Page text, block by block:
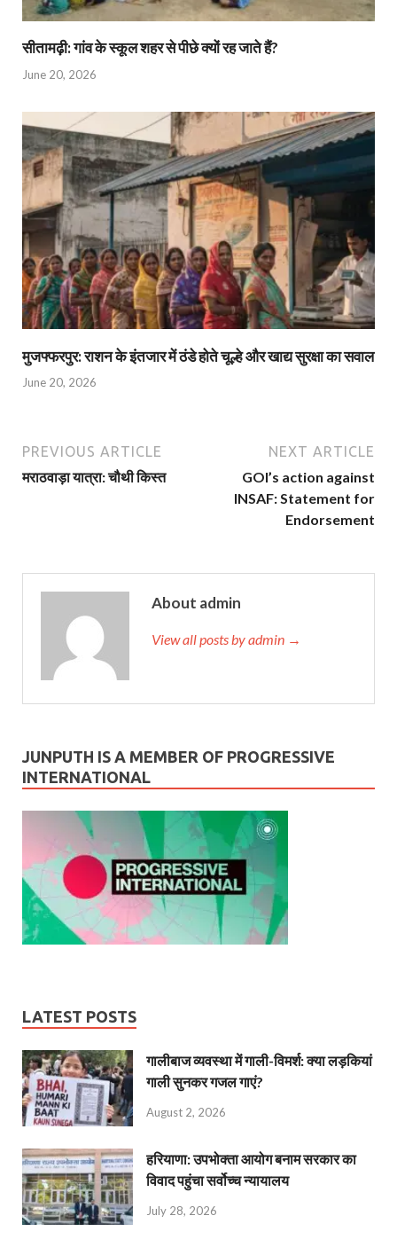
सीतामढ़ी: गांव के स्कूल शहर से पीछे क्यों रह जाते हैं?
June 20, 2026
मुजफ्फरपुर: राशन के इंतजार में ठंडे होते चूल्हे और खाद्य सुरक्षा का सवाल
June 20, 2026
PREVIOUS ARTICLE
मराठवाड़ा यात्रा: चौथी किस्‍त
NEXT ARTICLE
GOI’s action against
INSAF: Statement for
Endorsement
About admin
View all posts by admin →
JUNPUTH IS A MEMBER OF PROGRESSIVE
INTERNATIONAL
LATEST POSTS
गालीबाज व्‍यवस्‍था में गाली-विमर्श: क्या लड़कियां
गाली सुनकर गजल गाएं?
August 2, 2026
हरियाणा: उपभोक्ता आयोग बनाम सरकार का
विवाद पहुंचा सर्वोच्च न्यायालय
July 28, 2026